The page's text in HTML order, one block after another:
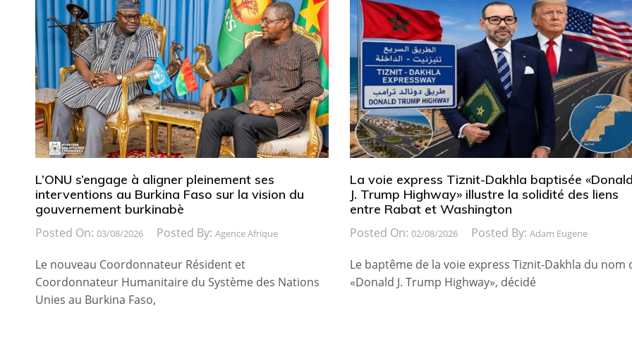
L’ONU s’engage à aligner pleinement ses
interventions au Burkina Faso sur la vision du
gouvernement burkinabè
Posted On: 03/08/2026 Posted By: Agence Afrique
Le nouveau Coordonnateur Résident et
Coordonnateur Humanitaire du Système des Nations
Unies au Burkina Faso,
La voie express Tiznit-Dakhla baptisée
J. Trump Highway» illustre la solidité des liens
entre Rabat et Washington
Posted On: 02/08/2026 Posted By: Adam Eugene
Le baptême de la voie express Tiznit-Dakhla du nom
«Donald J. Trump Highway», décidé